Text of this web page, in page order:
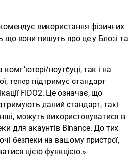
використання фізичних
що вони пишуть про це у Блозі та
ноутбуці, так і на
тепер підтримує стандарт
FIDO2. Це означає, що
даний стандарт, такі
можуть використовуватися в
для акаунтів Binance. До тих
безпеки на вашому пристрої,
цією функцією.»